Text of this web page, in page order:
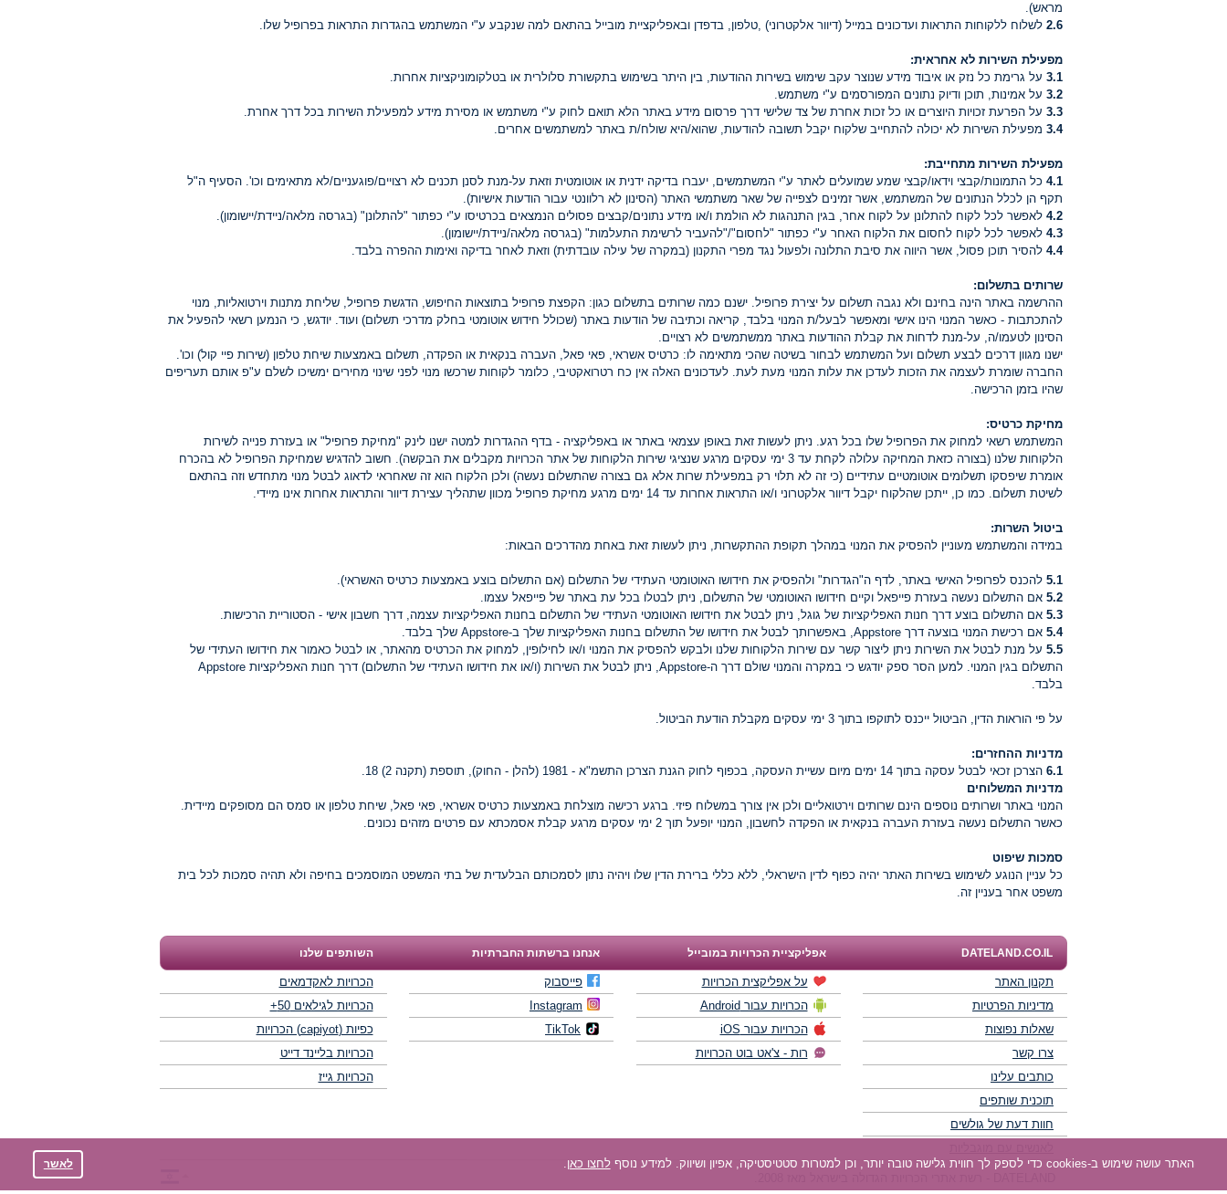
מראש).
2.6 לשלוח ללקוחות התראות ועדכונים במייל (דיוור אלקטרוני) ,טלפון, בדפדן ובאפליקציית מובייל בהתאם למה שנקבע ע"י המשתמש בהגדרות התראות בפרופיל שלו.
מפעילת השירות לא אחראית:
3.1 על גרימת כל נזק או איבוד מידע שנוצר עקב שימוש בשירות ההודעות, בין היתר בשימוש בתקשורת סלולרית או בטלקומוניקציות אחרות.
3.2 על אמינות, תוכן ודיוק נתונים המפורסמים ע"י משתמש.
3.3 על הפרעת זכויות היוצרים או כל זכות אחרת של צד שלישי דרך פרסום מידע באתר הלא תואם לחוק ע"י משתמש או מסירת מידע למפעילת השירות בכל דרך אחרת.
3.4 מפעילת השירות לא יכולה להתחייב שלקוח יקבל תשובה להודעות, שהוא/היא שולח/ת באתר למשתמשים אחרים.
מפעילת השירות מתחייבת:
4.1 כל התמונות/קבצי וידאו/קבצי שמע שמועלים לאתר ע"י המשתמשים, יעברו בדיקה ידנית או אוטומטית וזאת על-מנת לסנן תכנים לא רצויים/פוגעניים/לא מתאימים וכו'. הסעיף ה"ל
תקף הן לכלל הנתונים של המשתמש, אשר זמינים לצפייה של שאר משתמשי האתר (הסינון לא רלוונטי עבור הודעות אישיות).
4.2 לאפשר לכל לקוח להתלונן על לקוח אחר, בגין התנהגות לא הולמת ו/או מידע נתונים/קבצים פסולים הנמצאים בכרטיסו ע"י כפתור "להתלונן" (בגרסה מלאה/ניידת/יישומון).
4.3 לאפשר לכל לקוח לחסום את הלקוח האחר ע"י כפתור "לחסום"/"להעביר לרשימת התעלמות" (בגרסה מלאה/ניידת/יישומון).
4.4 להסיר תוכן פסול, אשר היווה את סיבת התלונה ולפעול נגד מפרי התקנון (במקרה של עילה עובדתית) וזאת לאחר בדיקה ואימות ההפרה בלבד.
שרותים בתשלום:
ההרשמה באתר הינה בחינם ולא נגבה תשלום על יצירת פרופיל. ישנם כמה שרותים בתשלום כגון: הקפצת פרופיל בתוצאות החיפוש, הדגשת פרופיל, שליחת מתנות וירטואליות, מנוי
להתכתבות - כאשר המנוי הינו אישי ומאפשר לבעל/ת המנוי בלבד, קריאה וכתיבה של הודעות באתר (שכולל חידוש אוטומטי בחלק מדרכי תשלום) ועוד. יודגש, כי הנמען רשאי להפעיל את
הסינון לטעמו/ה, על-מנת לדחות את קבלת ההודעות באתר ממשתמשים לא רצויים.
ישנו מגוון דרכים לבצע תשלום ועל המשתמש לבחור בשיטה שהכי מתאימה לו: כרטיס אשראי, פאי פאל, העברה בנקאית או הפקדה, תשלום באמצעות שיחת טלפון (שירות פיי קול) וכו'.
החברה שומרת לעצמה את הזכות לעדכן את עלות המנוי מעת לעת. לעדכונים האלה אין כח רטרואקטיבי, כלומר לקוחות שרכשו מנוי לפני שינוי מחירים ימשיכו לשלם ע"פ אותם תעריפים
שהיו בזמן הרכישה.
מחיקת כרטיס:
המשתמש רשאי למחוק את הפרופיל שלו בכל רגע. ניתן לעשות זאת באופן עצמאי באתר או באפליקציה - בדף ההגדרות למטה ישנו לינק "מחיקת פרופיל" או בעזרת פנייה לשירות
הלקוחות שלנו (בצורה כזאת המחיקה עלולה לקחת עד 3 ימי עסקים מרגע שנציגי שירות הלקוחות של אתר הכרויות מקבלים את הבקשה). חשוב להדגיש שמחיקת הפרופיל לא בהכרח
אומרת שיפסקו תשלומים אוטומטיים עתידיים (כי זה לא תלוי רק במפעילת שרות אלא גם בצורה שהתשלום נעשה) ולכן הלקוח הוא זה שאחראי לדאוג לבטל מנוי מתחדש וזה בהתאם
לשיטת תשלום. כמו כן, ייתכן שהלקוח יקבל דיוור אלקטרוני ו/או התראות אחרות עד 14 ימים מרגע מחיקת פרופיל מכוון שתהליך עצירת דיוור והתראות אחרות אינו מיידי.
ביטול השרות:
במידה והמשתמש מעוניין להפסיק את המנוי במהלך תקופת ההתקשרות, ניתן לעשות זאת באחת מהדרכים הבאות:
5.1 להכנס לפרופיל האישי באתר, לדף ה"הגדרות" ולהפסיק את חידושו האוטומטי העתידי של התשלום (אם התשלום בוצע באמצעות כרטיס האשראי).
5.2 אם התשלום נעשה בעזרת פייפאל וקיים חידושו האוטומטי של התשלום, ניתן לבטלו בכל עת באתר של פייפאל עצמו.
5.3 אם התשלום בוצע דרך חנות האפליקציות של גוגל, ניתן לבטל את חידושו האוטומטי העתידי של התשלום בחנות האפליקציות עצמה, דרך חשבון אישי - הסטוריית הרכישות.
5.4 אם רכישת המנוי בוצעה דרך Appstore, באפשרותך לבטל את חידושו של התשלום בחנות האפליקציות שלך ב-Appstore שלך בלבד.
5.5 על מנת לבטל את השירות ניתן ליצור קשר עם שירות הלקוחות שלנו ולבקש להפסיק את המנוי ו/או לחילופין, למחוק את הכרטיס מהאתר, או לבטל כאמור את חידושו העתידי של
התשלום בגין המנוי. למען הסר ספק יודגש כי במקרה והמנוי שולם דרך ה-Appstore, ניתן לבטל את השירות (ו/או את חידושו העתידי של התשלום) דרך חנות האפליקציות Appstore
בלבד.
על פי הוראות הדין, הביטול ייכנס לתוקפו בתוך 3 ימי עסקים מקבלת הודעת הביטול.
מדניות ההחזרים:
6.1 הצרכן זכאי לבטל עסקה בתוך 14 ימים מיום עשיית העסקה, בכפוף לחוק הגנת הצרכן התשמ"א - 1981 (להלן - החוק), תוספת (תקנה 2) 18.
מדניות המשלוחים
המנוי באתר ושרותים נוספים הינם שרותים וירטואליים ולכן אין צורך במשלוח פיזי. ברגע רכישה מוצלחת באמצעות כרטיס אשראי, פאי פאל, שיחת טלפון או סמס הם מסופקים מיידית.
כאשר התשלום נעשה בעזרת העברה בנקאית או הפקדה לחשבון, המנוי יופעל תוך 2 ימי עסקים מרגע קבלת אסמכתא עם פרטים מזהים נכונים.
סמכות שיפוט
כל עניין הנוגע לשימוש בשירות האתר יהיה כפוף לדין הישראלי, ללא כללי ברירת הדין שלו ויהיה נתון לסמכותם הבלעדית של בתי המשפט המוסמכים בחיפה ולא תהיה סמכות לכל בית
משפט אחר בעניין זה.
DATELAND.CO.IL אפליקציית הכרויות במובייל אנחנו ברשתות החברתיות השותפים שלנו
תקנון האתר
מדיניות הפרטיות
שאלות נפוצות
צרו קשר
כותבים עלינו
תוכנית שותפים
חוות דעת של גולשים
על אפליקצית הכרויות
הכרויות עבור Android
הכרויות עבור iOS
רות - צ'אט בוט הכרויות
פייסבוק
Instagram
TikTok
הכרויות לאקדמאים
הכרויות לגילאים 50+
כפיות (capiyot) הכרויות
הכרויות בליינד דייט
הכרויות גייז
האתר עושה שימוש ב-cookies כדי לספק לך חווית גלישה טובה יותר, וכן למטרות סטטיסטיקה, אפיון ושיווק. למידע נוסף לחצו כאן. לאשר